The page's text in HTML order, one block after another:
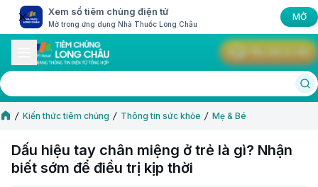
Xem sổ tiêm chủng điện tử
Mở trong ứng dụng Nhà Thuốc Long Châu
MỞ
Kiến thức tiêm chủng Thông tin sức khỏe Mẹ & Bé
Dấu hiệu tay chân miệng ở trẻ là gì? Nhận
biết sớm để điều trị kịp thời